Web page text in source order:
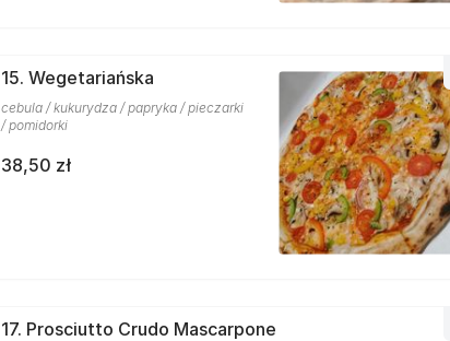
15. Wegetariańska
cebula / kukurydza / papryka / pieczarki
/ pomidorki
38,50 zł
17. Prosciutto Crudo Mascarpone